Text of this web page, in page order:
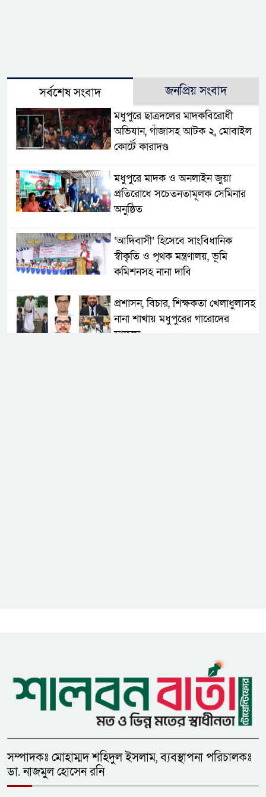
সর্বশেষ সংবাদ জনপ্রিয় সংবাদ
মধুপুরে ছাত্রদলের মাদকবিরোধী
অভিযান, গাঁজাসহ আটক ২, মোবাইল
কোর্টে কারাদণ্ড
মধুপুরে মাদক ও অনলাইন জুয়া
প্রতিরোধে সচেতনতামূলক সেমিনার
অনুষ্ঠিত
‘আদিবাসী’ হিসেবে সাংবিধানিক
স্বীকৃতি ও পৃথক মন্ত্রণালয়, ভূমি
কমিশনসহ নানা দাবি
প্রশাসন, বিচার, শিক্ষকতা খেলাধুলাসহ
নানা শাখায় মধুপুরের গারোদের
সাফল্য
মধুপুরে বাস-ট্রাকের মুখোমুখি সংঘর্ষে
নিহত ৩, আহত ২০-২৫
সম্পাদকঃ মোহাম্মদ শহিদুল ইসলাম, ব্যবস্থাপনা পরিচালকঃ
ডা. নাজমুল হোসেন রনি